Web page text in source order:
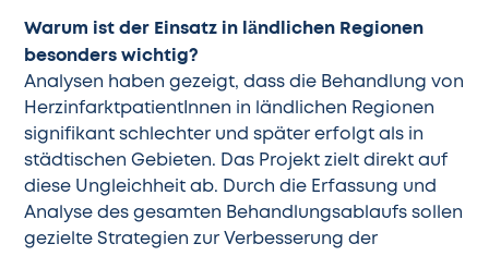
Warum ist der Einsatz in ländlichen Regionen
besonders wichtig?
Analysen haben gezeigt, dass die Behandlung von
HerzinfarktpatientInnen in ländlichen Regionen
signifikant schlechter und später erfolgt als in
städtischen Gebieten. Das Projekt zielt direkt auf
diese Ungleichheit ab. Durch die Erfassung und
Analyse des gesamten Behandlungsablaufs sollen
gezielte Strategien zur Verbesserung der